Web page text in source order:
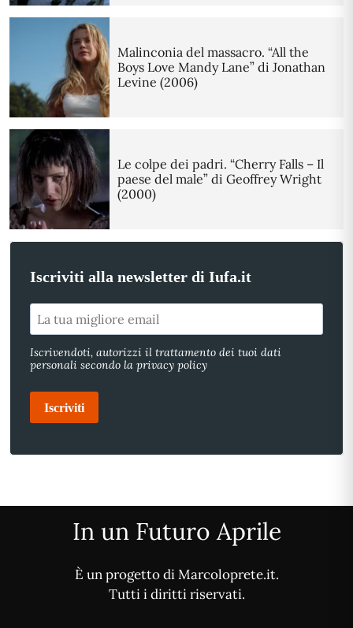
Malinconia del massacro. “All the
Boys Love Mandy Lane” di Jonathan
Levine (2006)
Le colpe dei padri. “Cherry Falls – Il
paese del male” di Geoffrey Wright
(2000)
Iscriviti alla newsletter di Iufa.it
Iscrivendoti, autorizzi il trattamento dei tuoi dati
personali secondo la privacy policy
Iscriviti
In un Futuro Aprile
È un progetto di Marcoloprete.it.
Tutti i diritti riservati.